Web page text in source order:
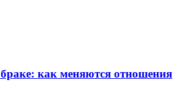
как меняются отношения